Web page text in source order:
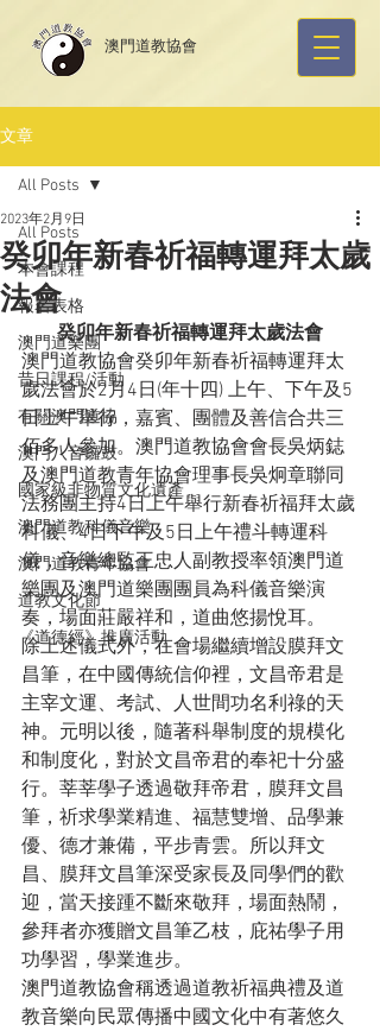
​澳門道教協會
文章
All Posts
本會課程
報名表格
澳門道樂團
昔日課程/活動
有關澳門道協
澳門八音鑼鼓
國家級非物質文化遺產
澳門道教科儀音樂
澳門道教青年協會
道教文化節
《道德經》推廣活動
All Posts
癸卯年新春祈福轉運拜太歲
法會
2023年2月9日
癸卯年新春祈福轉運拜太歲法會
澳門道教協會癸卯年新春祈福轉運拜太
歲法會於2月4日(年十四) 上午、下午及5
日上午舉行，嘉賓、團體及善信合共三
佰多人參加。澳門道教協會會長吳炳鋕
及澳門道教青年協會理事長吳炯章聯同
法務團主持4日上午舉行新春祈福拜太歲
科儀、4日下午及5日上午禮斗轉運科
儀，音樂總監王忠人副教授率領澳門道
樂團及澳門道樂團團員為科儀音樂演
奏，場面莊嚴祥和，道曲悠揚悅耳。
除上述儀式外，在會場繼續增設膜拜文
昌筆，在中國傳統信仰裡，文昌帝君是
主宰文運、考試、人世間功名利祿的天
神。元明以後，隨著科舉制度的規模化
和制度化，對於文昌帝君的奉祀十分盛
行。莘莘學子透過敬拜帝君，膜拜文昌
筆，祈求學業精進、福慧雙增、品學兼
優、德才兼備，平步青雲。所以拜文
昌、膜拜文昌筆深受家長及同學們的歡
迎，當天接踵不斷來敬拜，場面熱鬧，
參拜者亦獲贈文昌筆乙枝，庇祐學子用
功學習，學業進步。
澳門道教協會稱透過道教祈福典禮及道
教音樂向民眾傳播中國文化中有著悠久